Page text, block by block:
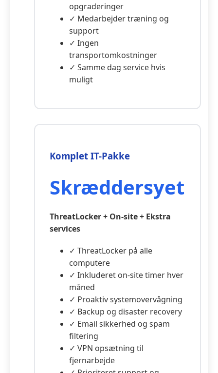
opgraderinger
✓ Medarbejder træning og
support
✓ Ingen
transportomkostninger
✓ Samme dag service hvis
muligt
Komplet IT-Pakke
Skræddersyet
ThreatLocker + On-site + Ekstra
services
✓ ThreatLocker på alle
computere
✓ Inkluderet on-site timer hver
måned
✓ Proaktiv systemovervågning
✓ Backup og disaster recovery
✓ Email sikkerhed og spam
filtering
✓ VPN opsætning til
fjernarbejde